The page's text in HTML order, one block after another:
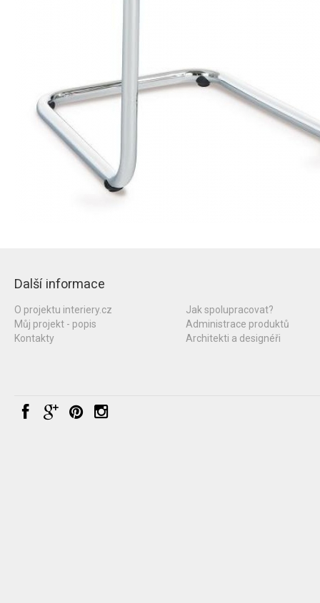
Další informace
O projektu interiery.cz
Můj projekt - popis
Kontakty
Jak spolupracovat?
Administrace produktů
Architekti a designéři